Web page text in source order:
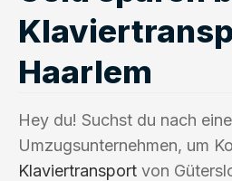
Haarlem
Hey du! Suchst du nach
Umzugsunternehmen, um
Klaviertransport von